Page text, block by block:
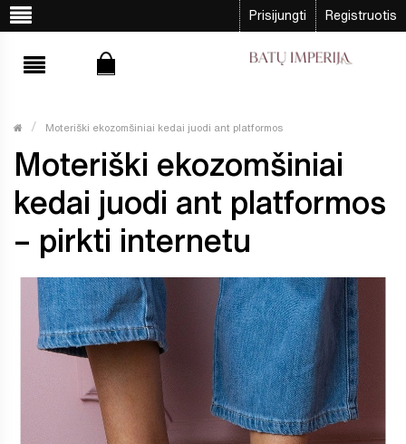
Prisijungti Registruotis
Moteriški ekozomšiniai kedai juodi ant platformos
Moteriški ekozomšiniai
kedai juodi ant platformos
– pirkti internetu